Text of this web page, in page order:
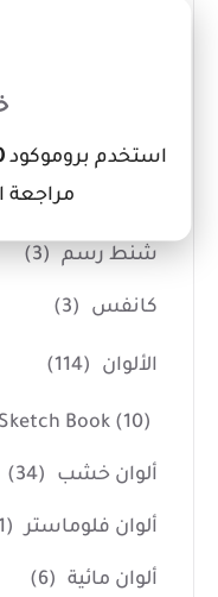
اداوت حفر (7)
بالطو ومريلة
شنط رسم (3)
كانفس (3)
الألوان (114)
Sketch Book (10)
ألوان خشب (34)
ألوان فلوماستر (21)
ألوان مائية (6)
استخدم بروموكود
مراجعة